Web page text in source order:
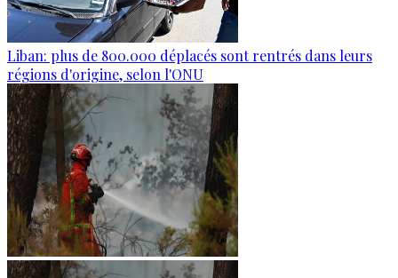
Liban: plus de 800.000 déplacés sont rentrés dans leurs
régions d'origine, selon l'ONU